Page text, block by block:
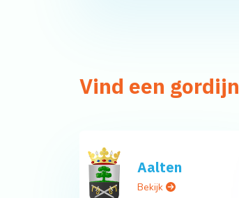
Vind een
Aalten
Bekijk